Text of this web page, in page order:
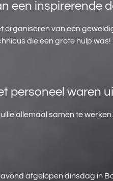
een inspirerende
organiseren van een
die een grote hulp
personeel waren
allemaal samen te
afgelopen dinsdag in